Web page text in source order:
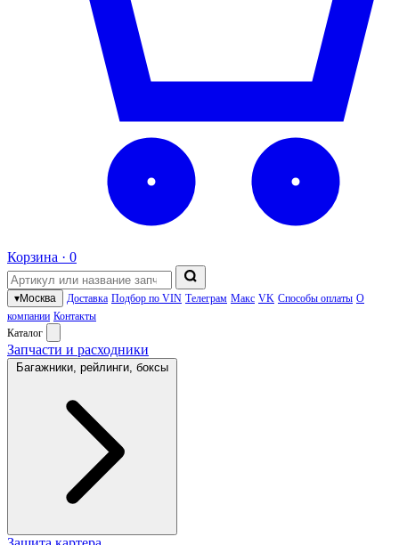
Корзина · 0
▾Москва Доставка Подбор по VIN Телеграм Макс VK Способы оплаты О
компании Контакты
Каталог
Запчасти и расходники
Багажники, рейлинги, боксы